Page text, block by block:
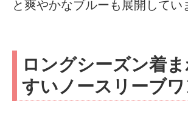
と爽やかなブルーも展開してい
ロングシーズン着
すいノースリーブ